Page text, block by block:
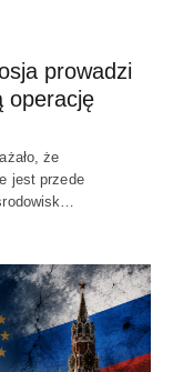
prowadzi
operację
że
jest przede